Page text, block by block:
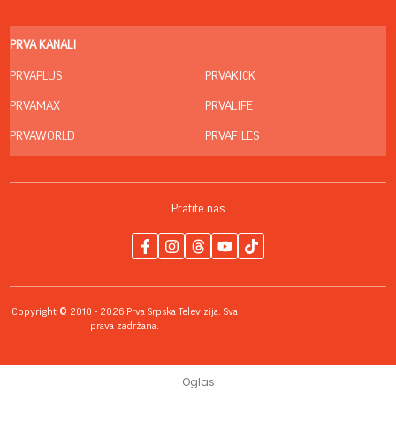
03. 08. 2026 07:31
25.000 kupaca već kupuje uz PerSu Extra. A ti? Saznaj
više